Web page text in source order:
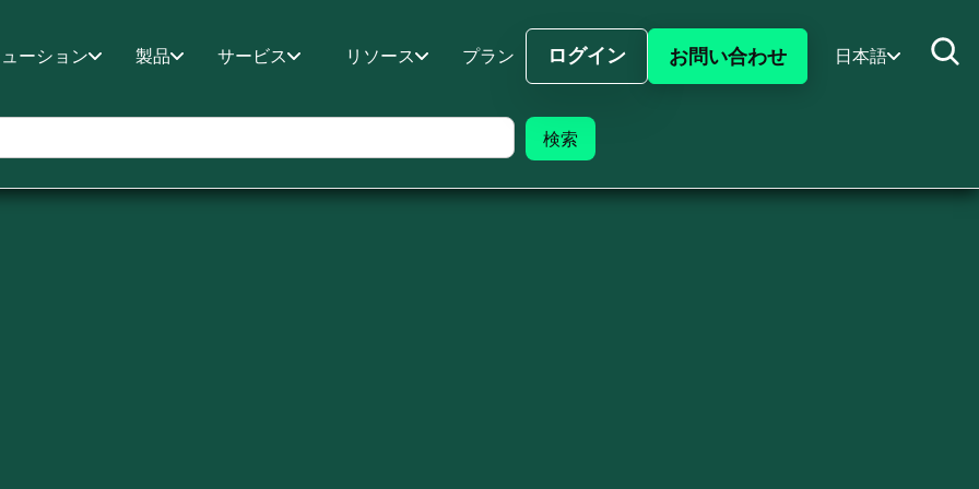
ーション 製品 サービス リソース プラン
ログイン
サインイン
お問い合わせ 日本語